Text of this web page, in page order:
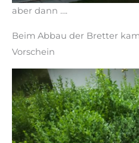
aber dann ….
Beim Abbau der Bretter
Vorschein